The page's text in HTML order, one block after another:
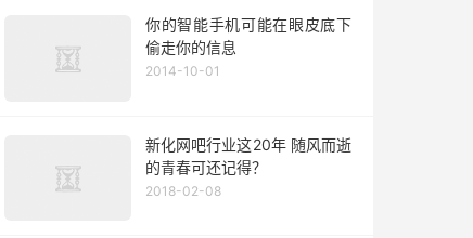
你的智能手机可能在眼皮底下
偷走你的信息
2014-10-01
新化网吧行业这20年 随风而逝
的青春可还记得？
2018-02-08